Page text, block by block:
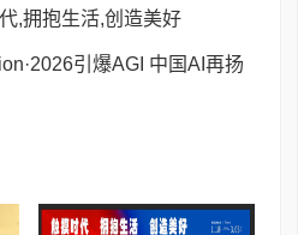
,拥抱生活,创造美好
引爆AGI 中国AI再扬